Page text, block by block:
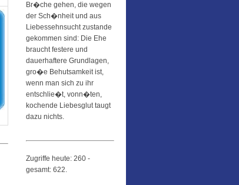
Br�che gehen, die wegen
der Sch�nheit und aus
Liebessehnsucht zustande
gekommen sind: Die Ehe
braucht festere und
dauerhaftere Grundlagen,
gro�e Behutsamkeit ist,
wenn man sich zu ihr
entschlie�t, vonn�ten,
kochende Liebesglut taugt
dazu nichts.
Zugriffe heute: 260 -
gesamt: 622.